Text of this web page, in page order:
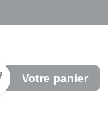
Votre panier